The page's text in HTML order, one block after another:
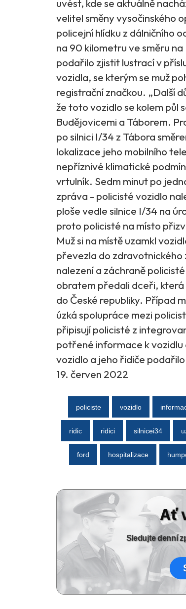
uvést, kde se aktuálně
velitel směny vysočinského
policejní hlídku z dálničního
na 90 kilometru ve směru
podařilo zjistit lustrací v
vozidla, se kterým se muž
registrační značkou. „Další
že toto vozidlo se kolem půl
Budějovicemi a Táborem.
po silnici I/34 z Tábora
lokalizace jeho mobilního
nepříznivé klimatické
vrtulník. Sedm minut po
zpráva - policisté vozidlo
ploše vedle silnice I/34 na
proto policisté na místo
Muž si na místě uzamkl
převezla do zdravotnického
nalezení a záchraně
obratem předali dceři, která
do České republiky. Případ
úzká spolupráce mezi
připisují policisté z
potřené informace k vozidlu
vozidlo a jeho řidiče
19. červen 2022
policiste vozidlo
ridic ridici silnicei34
ford hospitalizace
Ať
Sledujte denní